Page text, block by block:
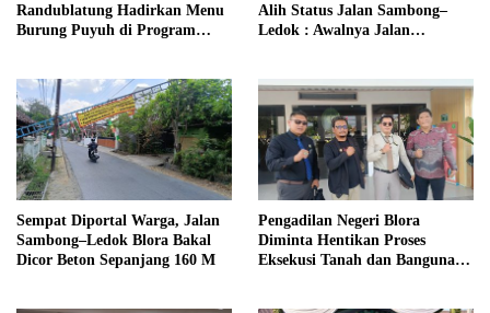
Randublatung Hadirkan Menu
Burung Puyuh di Program
Alih Status Jalan Sambong–
Ledok : Awalnya Jalan
Sempat Diportal Warga, Jalan
Sambong–Ledok Blora Bakal
Dicor Beton Sepanjang 160 M
Pengadilan Negeri Blora
Diminta Hentikan Proses
Eksekusi Tanah dan Bangunan